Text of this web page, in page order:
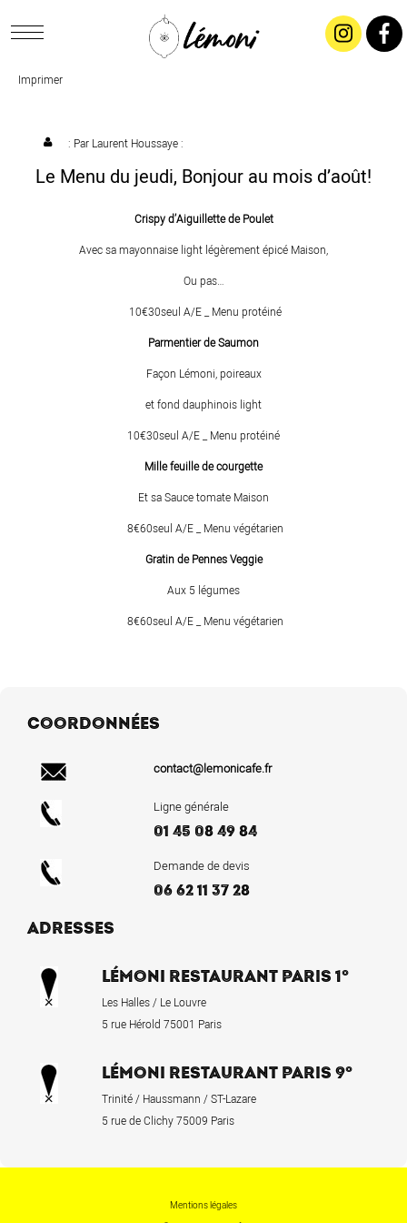
CONCEPT
SALADES & BUFFETS
CONTACTEZ-NOUS !
Imprimer
: Par Laurent Houssaye:
Le Menu du jeudi, Bonjour au mois d’août!
Crispy d’Aiguillette de Poulet
Avec sa mayonnaise light légèrement épicé Maison,
Ou pas…
10€30seul A/E _ Menu protéiné
Parmentier de Saumon
Façon Lémoni, poireaux
et fond dauphinois light
10€30seul A/E _ Menu protéiné
Mille feuille de courgette
Et sa Sauce tomate Maison
8€60seul A/E _ Menu végétarien
Gratin de Pennes Veggie
Aux 5 légumes
8€60seul A/E _ Menu végétarien
COORDONNÉES
contact@lemonicafe.fr
Ligne générale
01 45 08 49 84
Demande de devis
06 62 11 37 28
ADRESSES
LÉMONI RESTAURANT PARIS 1°
Les Halles / Le Louvre
5 rue Hérold 75001 Paris
LÉMONI RESTAURANT PARIS 9°
Trinité / Haussmann / ST-Lazare
5 rue de Clichy 75009 Paris
Mentions légales